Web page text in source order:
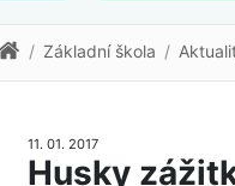
Základní škola
11. 01. 2017
Husky